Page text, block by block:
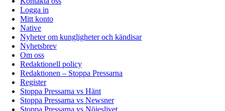
Logga in
Mitt konto
Native
Nyheter om kungligheter och kändisar
Nyhetsbrev
Om oss
Redaktionell policy
Redaktionen – Stoppa Pressarna
Register
Stoppa Pressarna vs Hänt
Stoppa Pressarna vs Newsner
Stoppa Pressarna vs Nöjeslivet